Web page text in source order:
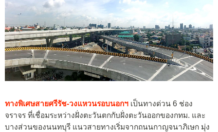
ทางพิเศษสายศรีรัช-วงแหวนรอบนอกฯ เป็นทางด่วน 6 ช่อง
จราจร ที่เชื่อมระหว่างฝั่งตะวันตกกับฝั่งตะวันออกของกทม. และ
บางส่วนของนนทบุรี แนวสายทางเริ่มจากถนนกาญจนาภิเษก มุ่ง